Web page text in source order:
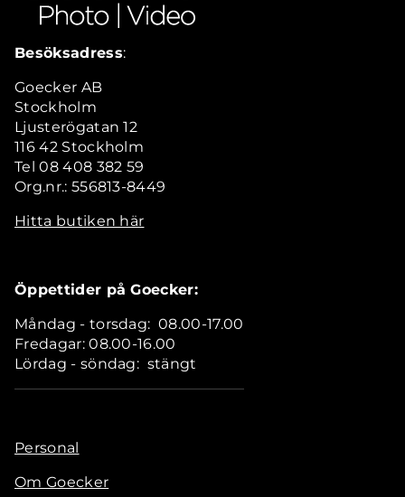
Besöksadress:
Goecker AB
Stockholm
Ljusterögatan 12
116 42 Stockholm
Tel 08 408 382 59
Org.nr.: 556813-8449
Hitta butiken här
Öppettider på Goecker:
Måndag - torsdag: 08.00-17.00
Fredagar: 08.00-16.00
Lördag - söndag: stängt
Personal
Om Goecker